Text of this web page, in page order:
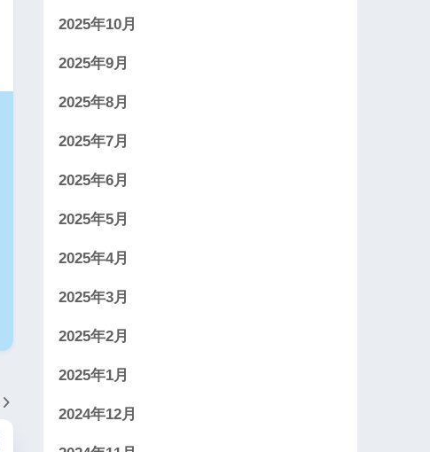
2025年10月
2025年9月
2025年8月
2025年7月
2025年6月
2025年5月
2025年4月
2025年3月
2025年2月
2025年1月
2024年12月